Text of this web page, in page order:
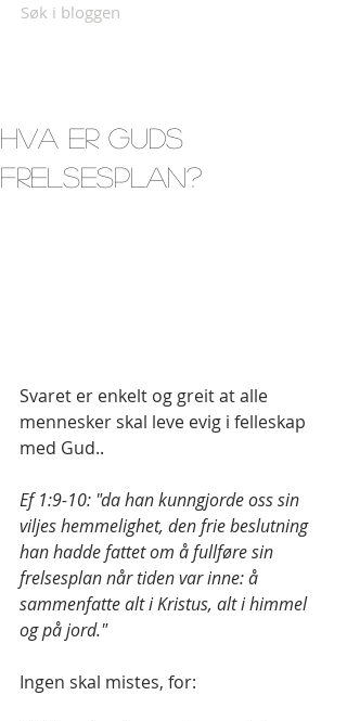
Søk i bloggen
Hva er Guds
frelsesplan?
Svaret er enkelt og greit at alle
mennesker skal leve evig i felleskap
med Gud..
Ef 1:9-10: "da han kunngjorde oss sin
viljes hemmelighet, den frie beslutning
han hadde fattet om å fullføre sin
frelsesplan når tiden var inne: å
sammenfatte alt i Kristus, alt i himmel
og på jord."
Ingen skal mistes, for: